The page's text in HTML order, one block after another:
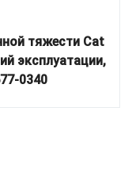
тяжести Cat
эксплуатации,
0340